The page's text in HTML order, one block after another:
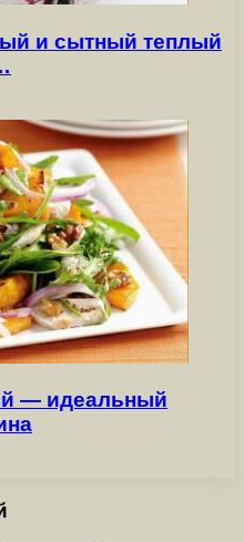
и сытный теплый
— идеальный